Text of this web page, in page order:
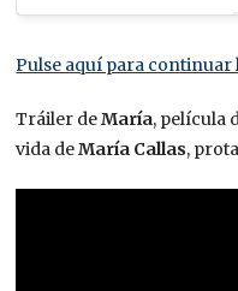
Pulse aquí para continuar
Tráiler deMaría, película
vida deMaría Callas,